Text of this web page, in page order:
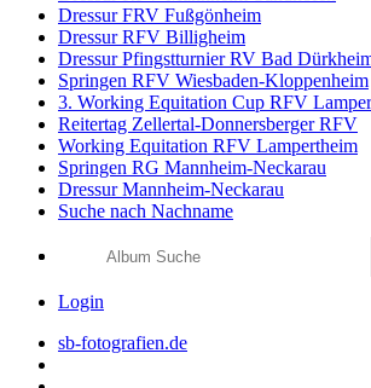
Dressur FRV Fußgönheim
Dressur RFV Billigheim
Dressur Pfingstturnier RV Bad
Springen RFV Wiesbaden-Kloppenheim
3. Working Equitation Cup RFV
Reitertag Zellertal-Donnersberger RFV
Working Equitation RFV Lampertheim
Springen RG Mannheim-Neckarau
Dressur Mannheim-Neckarau
Suche nach Nachname
Login
sb-fotografien.de